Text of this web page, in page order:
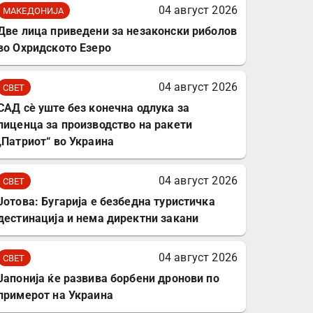
комплет за заштита на
МАКЕДОНИЈА
04 август 2026
лица приведени за незаконски риболов
Охридското Езеро
СВЕТ
04 август 2026
сè уште без конечна одлука за
за производство на ракети
во Украина
СВЕТ
04 август 2026
Бугарија е безбедна туристичка
и нема директни закани
СВЕТ
04 август 2026
ќе развива борбени дронови по
на Украина